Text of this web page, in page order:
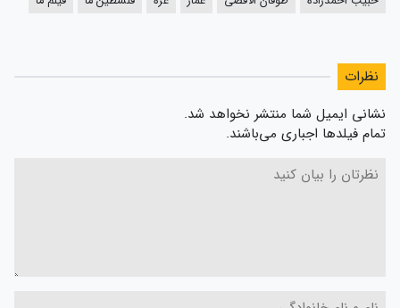
نظرات
نشانی ایمیل شما منتشر نخواهد شد.
تمام فیلدها اجباری می‌باشند.